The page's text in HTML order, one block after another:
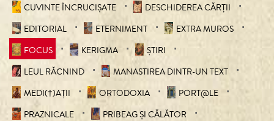
CUVINTE ÎNCRUCIŞATE
DESCHIDEREA CĂRȚII
EDITORIAL
ETERNIMENT
EXTRA MUROS
FOCUS
KERIGMA
ȘTIRI
LEUL RĂCNIND
MANASTIREA DINTR-UN TEXT
MEDI(†)AȚII
ORTODOXIA
PORT@LE
PRAZNICALE
PRIBEAG ȘI CĂLĂTOR